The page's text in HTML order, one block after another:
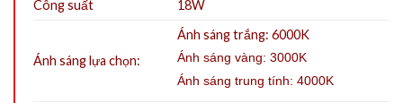
Công suất
18W
Ánh sáng lựa chọn:
Ánh sáng trắng: 6000K
Ánh sáng vàng: 3000K
Ánh sáng trung tính: 4000K